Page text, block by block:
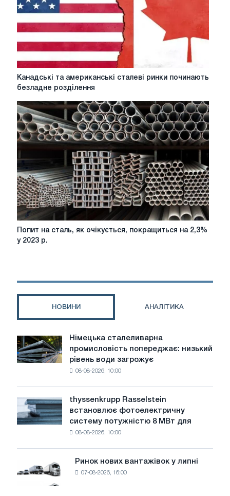
покупки
Канадські
та
сталеві
ринки
починають
безладне
Канадські та американські сталеві ринки починають
безладне розділення
Попит
на
покращиться
Попит на сталь, як очікується, покращиться на 2,3%
у 2023 р.
НОВИНИ АНАЛІТИКА
Німецька
сталеливарна
промисловість
води
загрожує
Німецька сталеливарна
промисловість попереджає: низький
рівень води загрожує
08-08-2026, 10:00
thyssenkrupp
Rasselstein
встановлює
фотоелектричну
thyssenkrupp Rasselstein
встановлює фотоелектричну
систему потужністю 8 МВт для
08-08-2026, 10:00
Ринок
нових
вантажівок
Ринок нових вантажівок у липні
07-08-2026, 16:00